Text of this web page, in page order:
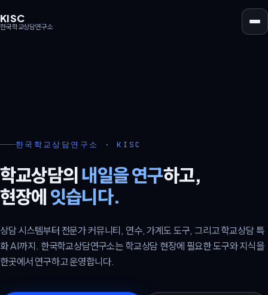
KISC
한국학교상담연구소
한국학교상담연구소 · KISC
학교상담의내일을 연구하고,
현장에 잇습니다.
상담 시스템부터 전문가 커뮤니티, 연수, 가계도 도구, 그리고 학교상담 특
화 AI까지. 한국학교상담연구소는 학교상담 현장에 필요한 도구와 지식을
한곳에서 연구하고 운영합니다.